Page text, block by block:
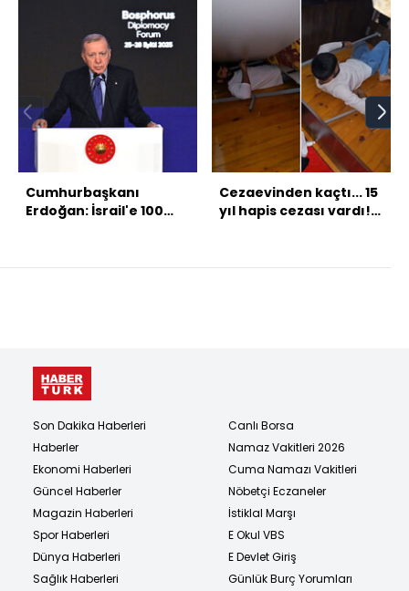
Cumhurbaşkanı
Erdoğan: İsrail'e 100
Cezaevinden kaçtı... 15
yıl hapis cezası vardı!
Son Dakika Haberleri
Haberler
Ekonomi Haberleri
Güncel Haberler
Magazin Haberleri
Spor Haberleri
Dünya Haberleri
Sağlık Haberleri
Canlı Borsa
Namaz Vakitleri 2026
Cuma Namazı Vakitleri
Nöbetçi Eczaneler
İstiklal Marşı
E Okul VBS
E Devlet Giriş
Günlük Burç Yorumları